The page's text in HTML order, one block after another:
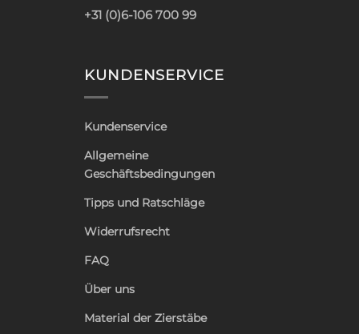
+31 (0)6-106 700 99
KUNDENSERVICE
Kundenservice
Allgemeine
Geschäftsbedingungen
Tipps und Ratschläge
Widerrufsrecht
FAQ
Über uns
Material der Zierstäbe